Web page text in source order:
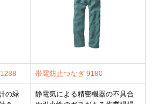
帯電防止つなぎ 9180
の緑
静電気による精密機器の不具合